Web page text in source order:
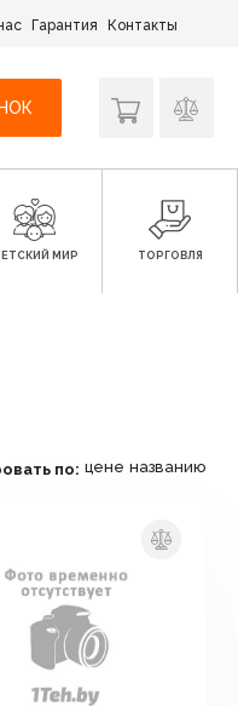
Гарантия Контакты
МИР ТОРГОВЛЯ
по: цене названию